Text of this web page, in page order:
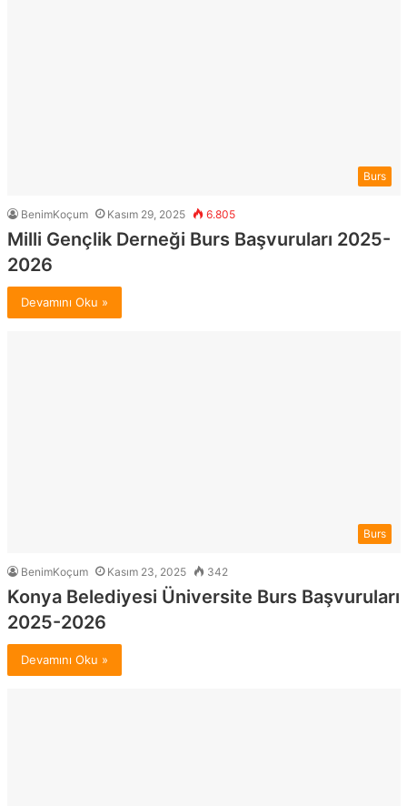
Burs
BenimKoçum Kasım 29, 2025 6.805
Milli Gençlik Derneği Burs Başvuruları 2025-
2026
Devamını Oku »
Burs
BenimKoçum Kasım 23, 2025 342
Konya Belediyesi Üniversite Burs Başvuruları
2025-2026
Devamını Oku »